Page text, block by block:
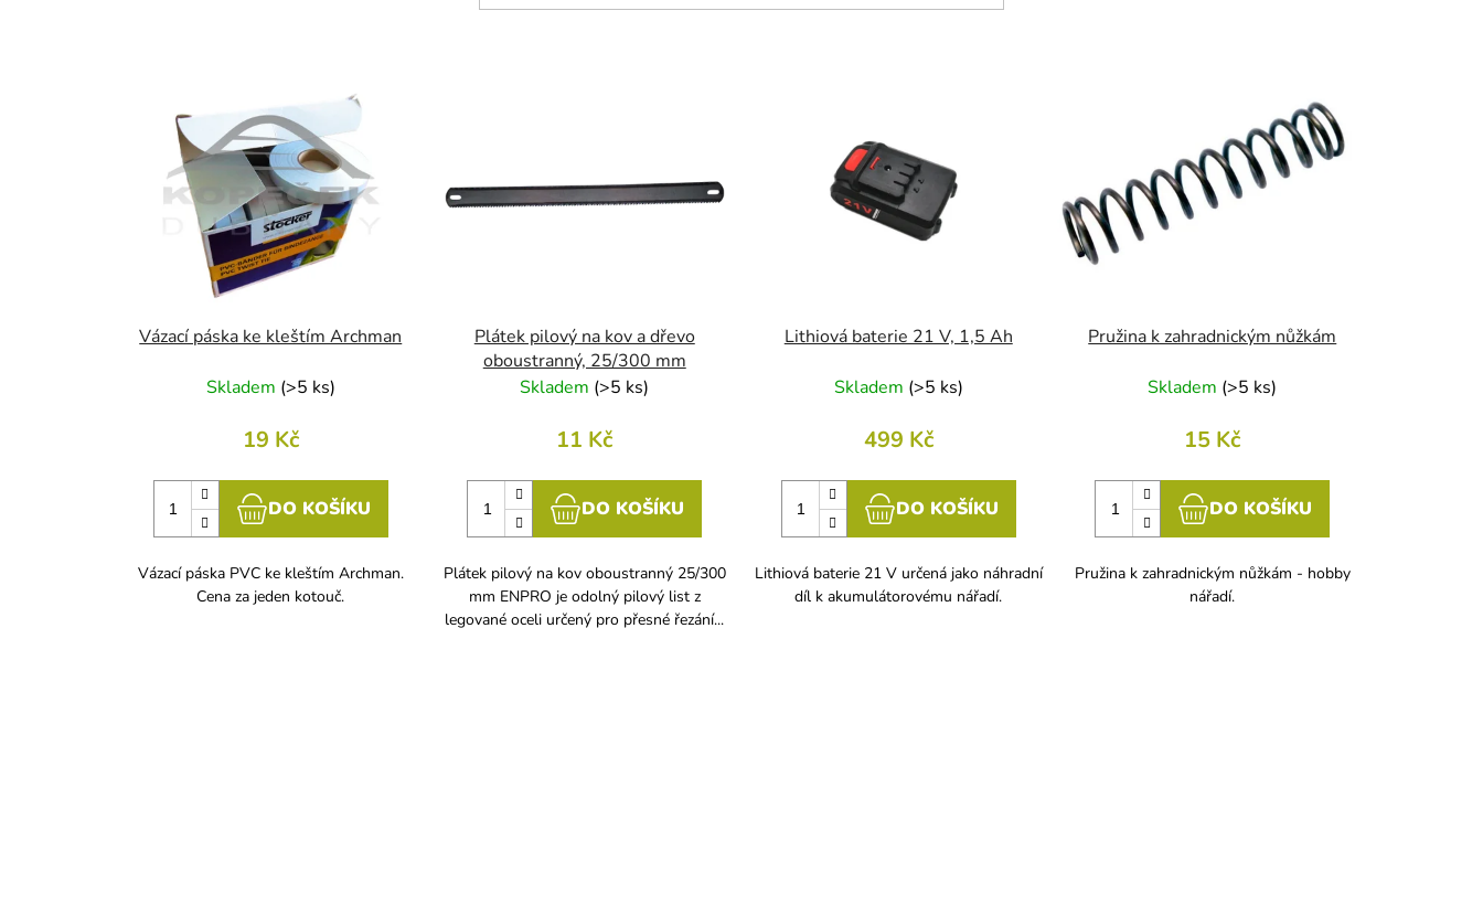
Vázací páska ke kleštím Archman
Skladem (>5 ks)
19 Kč
DO KOŠÍKU
Vázací páska PVC ke kleštím Archman.
Cena za jeden kotouč.
Plátek pilový na kov a dřevo
oboustranný, 25/300 mm
Skladem (>5 ks)
11 Kč
DO KOŠÍKU
Plátek pilový na kov oboustranný 25/300
mm ENPRO je odolný pilový list z
legované oceli určený pro přesné řezání...
Lithiová baterie 21 V, 1,5 Ah
Skladem (>5 ks)
499 Kč
DO KOŠÍKU
Lithiová baterie 21 V určená jako náhradní
díl k akumulátorovému nářadí.
Pružina k zahradnickým nůžkám
Skladem (>5 ks)
15 Kč
DO KOŠÍKU
Pružina k zahradnickým nůžkám - hobby
nářadí.